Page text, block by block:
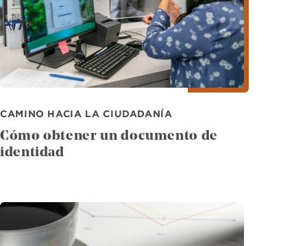
CAMINO HACIA LA CIUDADANÍA
Cómo obtener un documento de
identidad
Imagen